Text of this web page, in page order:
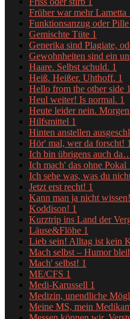
Früher war mehr Lametta
Funktionsanzug oder
Gemischte Tüte 1
Generika sind Plagiate,
Gewohnheiten sind ein
Haare. Selbst schuld. 1
Heiß. Heißer. Uhthoff. 1
Hello from the other side 1
Heul weiter! Is normal. 1
Heute leider nein.
Hilfsmittel 1
Hinten anstellen
Hör' mal, wer da forscht! 1
Ich bin übrigens auch
Ich mach' das ohne Pokal
Ich sehe was, was du
Jetzt erst recht! 1
Kann man ja nicht wissen!
Koddison! 1
Kurztrip ins Land der
Läuse&Flöhe 1
Lieb sein! Alltag ist kein
Mach selbst – Humor
Mach' selbst! 1
ME/CFS 1
Medi-Karussell 1
Medizin, unendliche
Meine MS, mein